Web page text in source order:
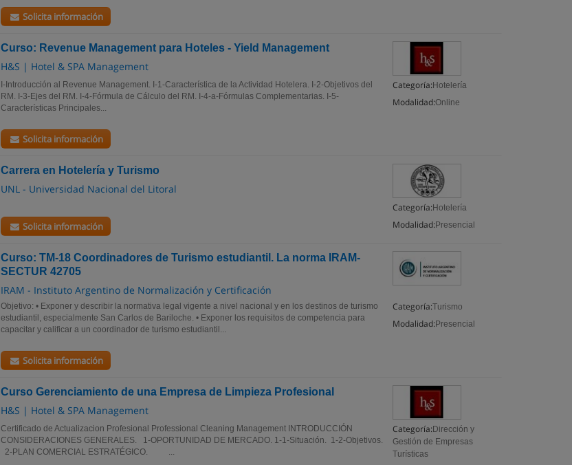
Solicita información
Curso: Revenue Management para Hoteles - Yield Management
H&S | Hotel & SPA Management
Categoría: Hotelería
Modalidad:Online
I-Introducción al Revenue Management. I-1-Característica de la Actividad Hotelera. I-2-Objetivos del
RM. I-3-Ejes del RM. I-4-Fórmula de Cálculo del RM. I-4-a-Fórmulas Complementarias. I-5-
Características Principales...
Solicita información
Carrera en Hotelería y Turismo
UNL - Universidad Nacional del Litoral
Categoría: Hotelería
Modalidad: Presencial
Solicita información
Curso: TM-18 Coordinadores de Turismo estudiantil. La norma IRAM-
SECTUR 42705
IRAM - Instituto Argentino de Normalización y Certificación
Categoría:Turismo
Modalidad: Presencial
Objetivo: • Exponer y describir la normativa legal vigente a nivel nacional y en los destinos de turismo
estudiantil, especialmente San Carlos de Bariloche. • Exponer los requisitos de competencia para
capacitar y calificar a un coordinador de turismo estudiantil...
Solicita información
Curso Gerenciamiento de una Empresa de Limpieza Profesional
H&S | Hotel & SPA Management
Categoría: Dirección y
Gestión de Empresas
Turísticas
Certificado de Actualizacion Profesional Professional Cleaning Management INTRODUCCIÓN
CONSIDERACIONES GENERALES. 1-OPORTUNIDAD DE MERCADO. 1-1-Situación. 1-2-Objetivos.
2-PLAN COMERCIAL ESTRATÉGICO. ...